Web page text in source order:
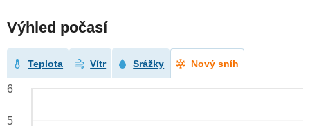
Výhled počasí
Teplota Vítr Srážky Nový sníh
6
5